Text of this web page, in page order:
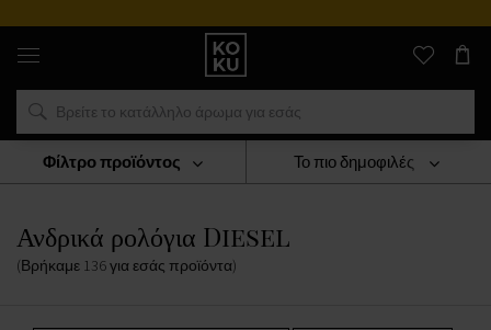
Αυθεντικά
αρώματα
και
ρολόγια
σε
μέρος
ΡΟΛΟΓΙΑ
Ανδρικά Ρολόγια Ανδρικά Ρολόγια Diesel
Ανδρικά ρολόγια Diesel
(Βρήκαμε 136για εσάς προϊόντα)
Το πιο δημοφιλές
Φίλτρο προϊόντος